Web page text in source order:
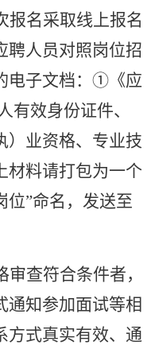
报名采取线上报名
聘人员对照岗位招
子文档： ①《应
效身份证件、
业资格、专业技
材料请打包为一个
位”命名，发送至
审查符合条件者，
通知参加面试等相
方式真实有效、通